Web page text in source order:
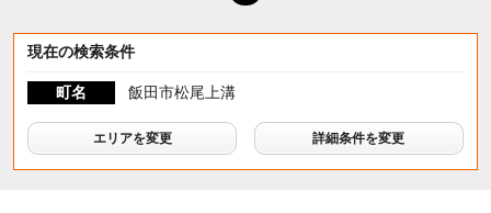
現在の検索条件
町名 飯田市松尾上溝
エリアを変更 詳細条件を変更